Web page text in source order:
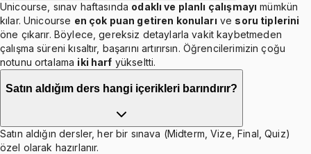
Unicourse, sınav haftasında odaklı ve planlı çalışmayı mümkün
kılar. Unicourse en çok puan getiren konuları ve soru tiplerini
öne çıkarır. Böylece, gereksiz detaylarla vakit kaybetmeden
çalışma süreni kısaltır, başarını artırırsın. Öğrencilerimizin çoğu
notunu ortalama iki harf yükseltti.
Satın aldığım ders hangi içerikleri barındırır?
Satın aldığın dersler, her bir sınava (Midterm, Vize, Final, Quiz)
özel olarak hazırlanır.